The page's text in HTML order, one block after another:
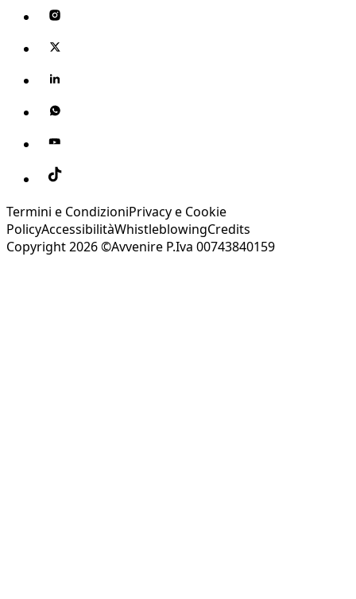
Termini e CondizioniPrivacy e Cookie
PolicyAccessibilitàWhistleblowingCredits
Copyright 2026 ©Avvenire P.Iva 00743840159